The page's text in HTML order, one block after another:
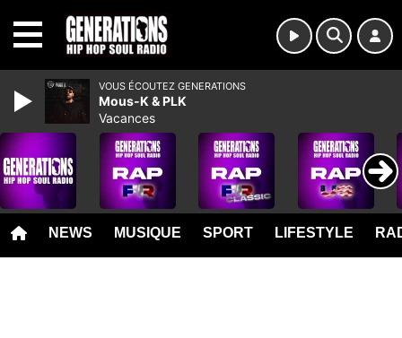
NEWS MUSIQUE SPORT LIFESTYLE
VOUS ÉCOUTEZ GENERATIONS
Mous-K & PLK
Vacances